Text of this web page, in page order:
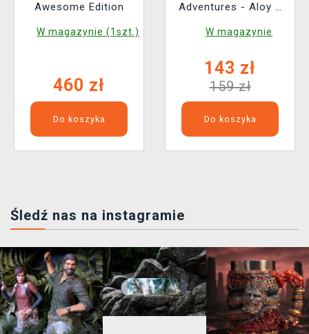
Awesome Edition
W magazynie (1szt.)
460 zł
Do koszyka
Adventures - Aloy a
a Sawtooth
W magazynie
143 zł
159 zł
Do koszyka
Śledź nas na instagramie